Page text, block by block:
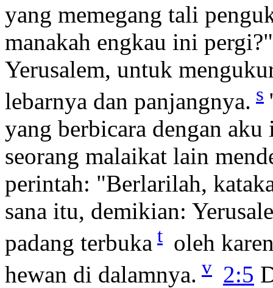
yang memegang tali
manakah engkau ini
Yerusalem, untuk
lebarnya dan panjangnya. s
yang berbicara dengan
seorang malaikat lain
perintah: "Berlarilah,
sana itu, demikian:
padang terbuka t oleh
hewan di dalamnya. v 2:5